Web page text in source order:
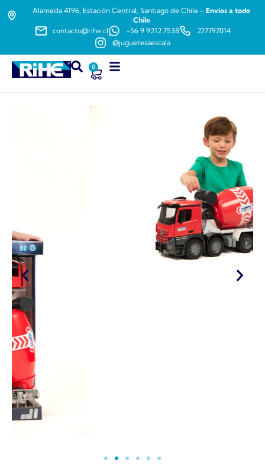
Alameda 4196, Estación Central, Santiago de Chile - Envíos a todo
Chile
contacto@rihe.cl
+56 9 9212 7538
227797014
@juguetesaescala
0